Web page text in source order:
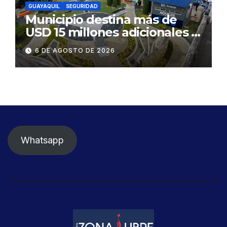
GUAYAQUIL SEGURIDAD
Municipio destina más de
USD 15 millones adicionales a
SEGURA EP para fortalecer la
seguridad ciudadana
6 DE AGOSTO DE 2026
Whatsapp